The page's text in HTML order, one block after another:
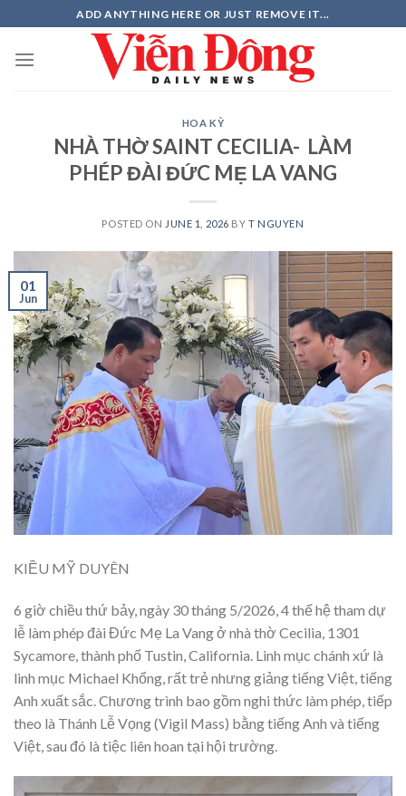
to
content
ADD ANYTHING HERE OR JUST REMOVE IT...
HOA KỲ
NHÀ THỜ SAINT CECILIA- LÀM
PHÉP ĐÀI ĐỨC MẸ LA VANG
POSTED ON JUNE 1, 2026 BYT NGUYEN
01
Jun
KIỀU MỸ DUYÊN
6 giờ chiều thứ bảy, ngày 30 tháng 5/2026, 4 thế hệ tham dự
lễ làm phép đài Đức Mẹ La Vang ở nhà thờ Cecilia, 1301
Sycamore, thành phố Tustin, California. Linh mục chánh xứ là
linh mục Michael Khổng, rất trẻ nhưng giảng tiếng Việt, tiếng
Anh xuất sắc. Chương trình bao gồm nghi thức làm phép, tiếp
theo là Thánh Lễ Vọng (Vigil Mass) bằng tiếng Anh và tiếng
Việt, sau đó là tiệc liên hoan tại hội trường.